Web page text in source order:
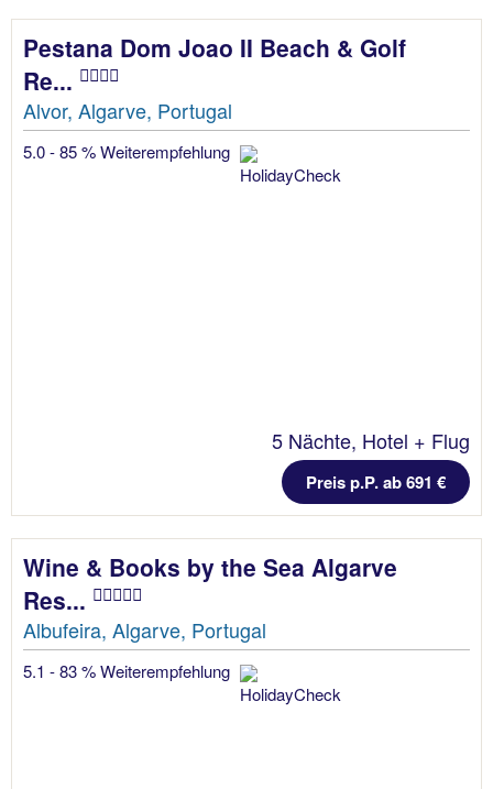
Pestana Dom Joao II Beach & Golf
Re...
Alvor, Algarve, Portugal
5.0 - 85 % Weiterempfehlung
5 Nächte, Hotel + Flug
Preis p.P. ab 691 €
Wine & Books by the Sea Algarve
Res...
Albufeira, Algarve, Portugal
5.1 - 83 % Weiterempfehlung